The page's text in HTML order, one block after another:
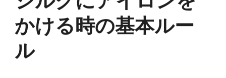
かける時の基本ルー
ル